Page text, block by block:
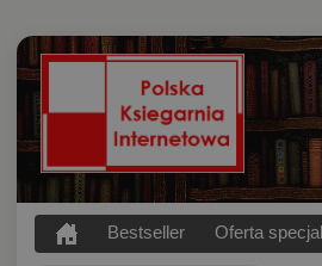
Bestseller Oferta